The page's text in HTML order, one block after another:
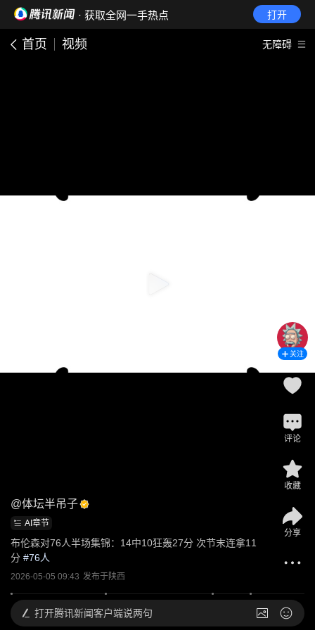
· 获取全网一手热点 打开
首页 视频 无障碍
@体坛半吊子
AI章节
布伦森对76人半场集锦：14中10狂轰27分 次节末连拿11
分 #76人
2026-05-05 09:43 发布于陕西
关注
评论
收藏
分享
打开腾讯新闻客户端说两句